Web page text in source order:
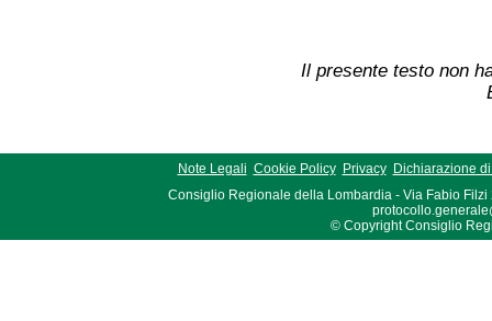
Il presente testo non
Note Legali Cookie Policy Privacy
Dichiarazione
Consiglio Regionale della Lombardia - Via Fabio Filzi
© Copyright Consiglio